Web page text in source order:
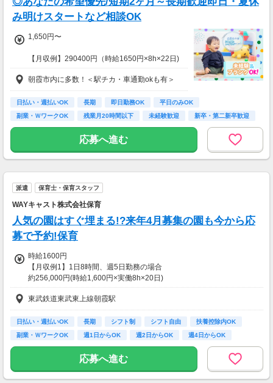
み明けスタートなど相談OK
1,650円〜
【月収例】290400円（時給1650円×8h×22日)
7：00～19：00で1日4ｈ～、週3～5日(週20h
以上)
★シフト例：9-18時、7-11時、8-12時、9-16時
など
間など相談OK！
★短期2ヶ月～長期歓迎！
朝霞市内に多数！＜駅チカ・車通勤okも有＞
日払い・週払いOK 長期 即日勤務OK
平日のみOK
副業・ＷワークOK
残業月20時間以下 未経験歓迎
新卒・第二新卒歓迎
フリーター歓迎
応募へ進む
派遣 保育士・保育スタッフ
WAYキャスト株式会社保育
人気の園はすぐ埋まる!?来年4月募集の園も今から応
募で予約!保育
時給1600円
【月収例1】1日8時間、週5日勤務の場合
約256,000円(時給1,600円×実働8h×20日)
※月収例は一例であり保証するものではありません。
【月収例2】1日4時間、週3日勤務の場合
約76,800円(時給1,600円×実働4h×12日)
※月収例は一例であり保証するものではありません。
◆日払い・週払いOK！
※シフト・勤務時間・業務内容により時給の変動あり
東武鉄道東武東上線朝霞駅
日払い・週払いOK 長期 シフト制 シフト自由
扶養控除内OK
副業・ＷワークOK
週1日からOK 週2日からOK 週4日からOK
応募へ進む